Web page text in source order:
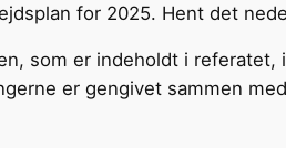
for 2025. Hent det
som er indeholdt i referatet,
er gengivet sammen